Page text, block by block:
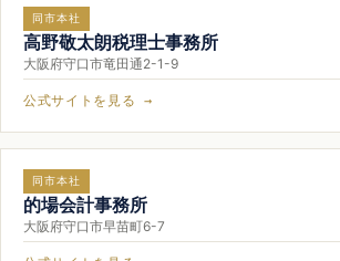
同市本社
高野敬太朗税理士事務所
大阪府守口市竜田通2-1-9
公式サイトを見る →
同市本社
的場会計事務所
大阪府守口市早苗町6-7